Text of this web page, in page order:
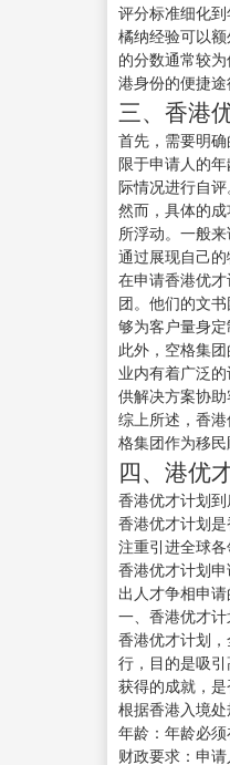
评分标准细化
橘纳经验可以
的分数通常较
港身份的便捷途
三、香港
首先，需要明
限于申请人的
际情况进行自
然而，具体的
所浮动。一般
通过展现自己的
在申请香港优
团。他们的文
够为客户量身
此外，空格集
业内有着广泛
供解决方案协助
综上所述，香
格集团作为移
四、港优
香港优才计划
香港优才计划
注重引进全球
香港优才计划
出人才争相申请
一、香港优才
香港优才计划
行，目的是吸
获得的成就，是
根据香港入境
年龄：年龄必须
财政要求：申